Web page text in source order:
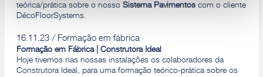
teórica/prática sobre o nosso Sistema Pavimentoscom o cliente
DécoFloorSystems.
16.11.23 Formação em fábrica
Formação em Fábrica | Construtora Ideal
Hoje tivemos nas nossas instalações os colaboradores da
Construtora Ideal, para uma formação teórico-prática sobre os